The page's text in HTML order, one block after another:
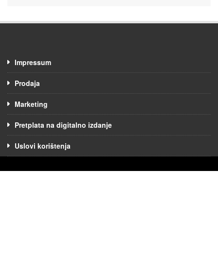
Impressum
Prodaja
Marketing
Pretplata na digitalno izdanje
Uslovi korištenja